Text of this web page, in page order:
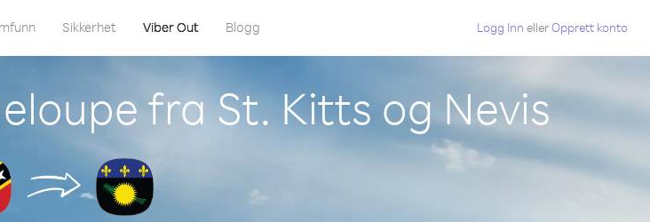
Sikkerhet Viber Out Blogg Logg Inn ellerOpprett konto
fra St. Kitts og Nevis